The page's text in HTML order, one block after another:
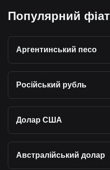
Популярний фіат
Аргентинський песо
Російський рубль
Долар США
Австралійський долар